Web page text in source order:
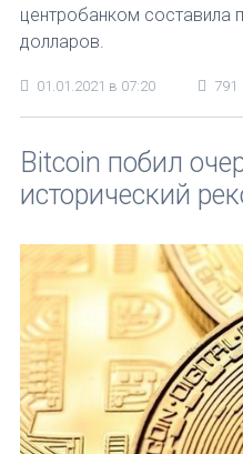
центробанком составила
долларов.
01.01.2021 в 07:20 791
Bitcoin побил
исторический